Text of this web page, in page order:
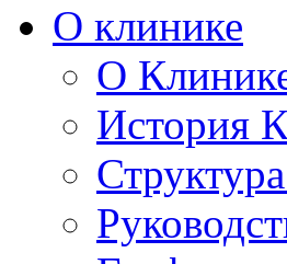
О клинике
О
История